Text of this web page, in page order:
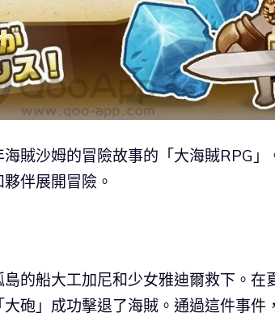
賊沙姆的冒險故事的「大海賊RPG」
伴展開冒險。
的船大工加尼和少女雅迪爾救下。在
砲」成功擊退了海賊。通過這件事件